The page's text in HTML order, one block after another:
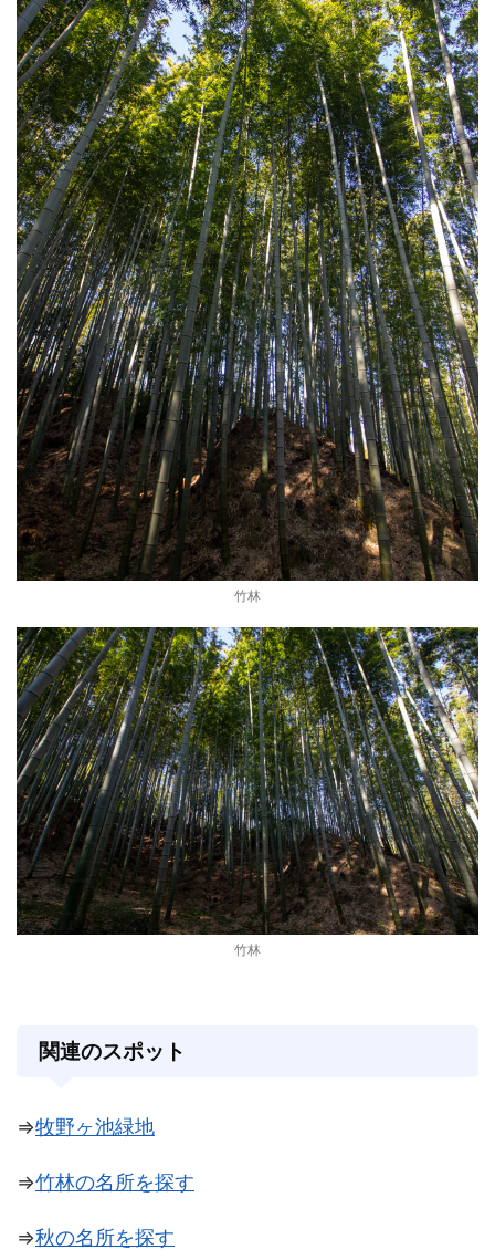
竹林
竹林
関連のスポット
⇒牧野ヶ池緑地
⇒竹林の名所を探す
⇒秋の名所を探す